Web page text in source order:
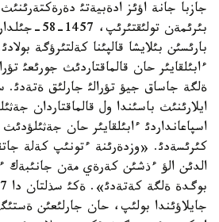
جازبا جانة اؤئز ادةبيةتئ
بئرئمةن
ءابئلقايئر حان قالماقتاردئث جورئعئ
ةلگة جاساق جيؤ تؤرالئ جارلئق
ايلارئنئث باسئندا ول قالماقتاردان
اسپاعانداردئ ءابئلقايئر حان
كئرئسةدئ. «وزدةرئنة ءتونئپ كةلة
الدئن الؤ ءذشئن كةرةي مةن جانئبةك
جايلاؤئندا بولئپ، حان جارلئعئن